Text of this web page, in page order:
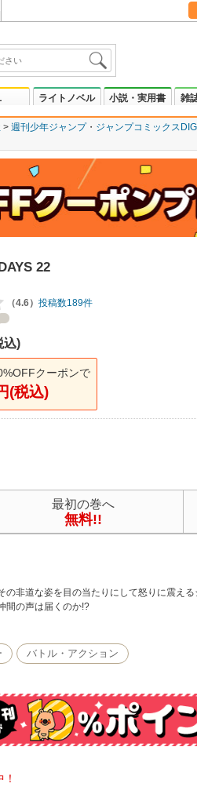
ライトノベル 小説・実用書 雑
週刊少年ジャンプ ジャンプコミックス
22
（4.6） 投稿数189件
込)
クーポンで
(税込)
最初の巻へ
無料!!
の非道な姿を目の当たりにして怒りに震
間の声は届くのか!?
バトル・アクション